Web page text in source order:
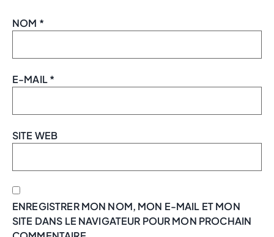
NOM *
E-MAIL*
SITE WEB
ENREGISTRER MON NOM, MON E-MAIL ET MON
SITE DANS LE NAVIGATEUR POUR MON PROCHAIN